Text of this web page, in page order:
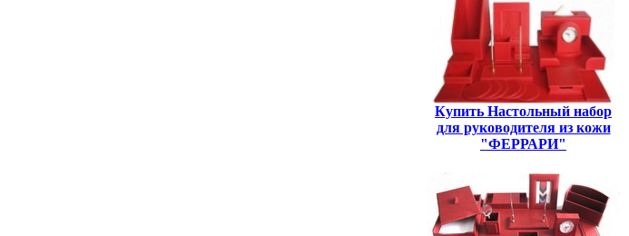
Купить Настольный набор
для руководителя из кожи
"ФЕРРАРИ"